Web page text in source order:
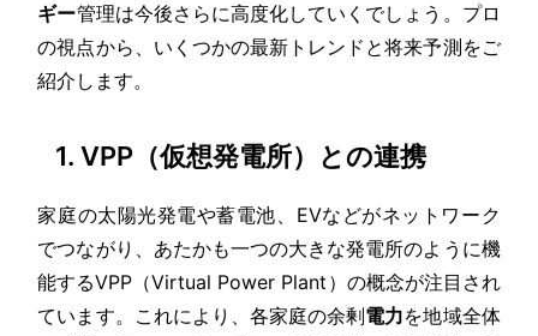
ギー管理は今後さらに高度化していくでしょう。プロ
の視点から、いくつかの最新トレンドと将来予測をご
紹介します。
1. VPP（仮想発電所）との連携
家庭の太陽光発電や蓄電池、EVなどがネットワーク
でつながり、あたかも一つの大きな発電所のように機
能するVPP（Virtual Power Plant）の概念が注目され
ています。これにより、各家庭の余剰電力を地域全体